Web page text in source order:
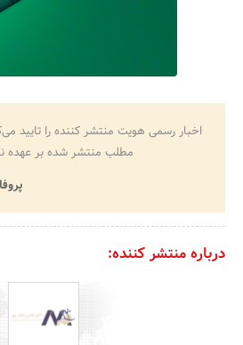
اخبار رسمی هویت منتشر کننده را
مطلب منتشر شده بر عهده
درباره منتشر کننده: